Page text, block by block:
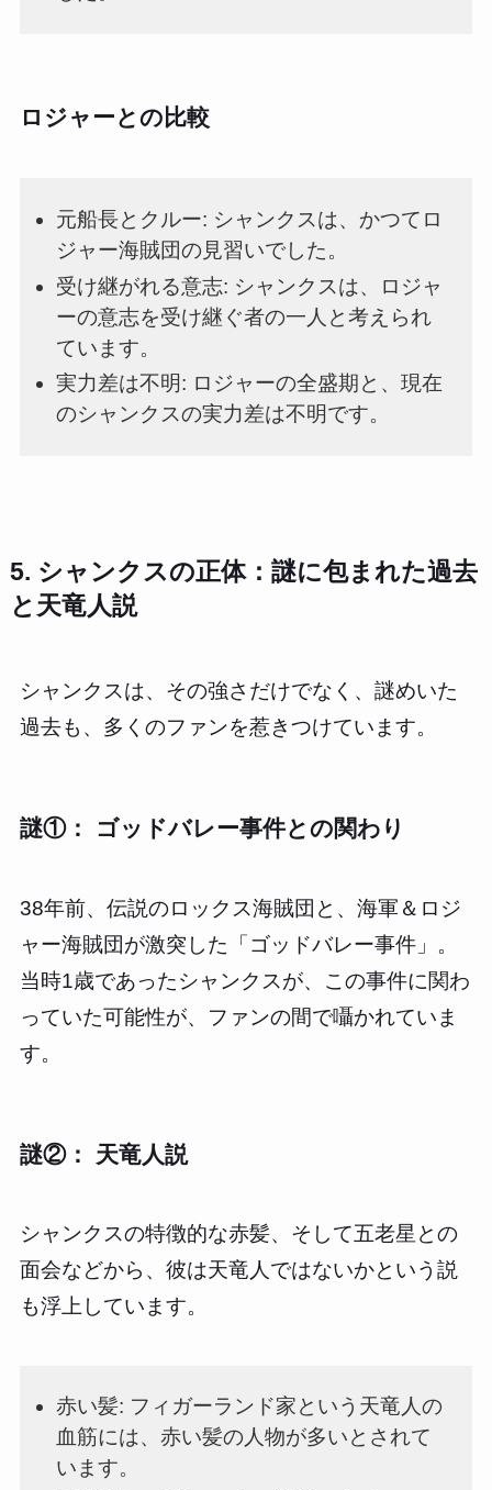
ロジャーとの比較
元船長とクルー: シャンクスは、かつてロ
ジャー海賊団の見習いでした。
受け継がれる意志: シャンクスは、ロジャ
ーの意志を受け継ぐ者の一人と考えられ
ています。
実力差は不明: ロジャーの全盛期と、現在
のシャンクスの実力差は不明です。
5. シャンクスの正体：謎に包まれた過去
と天竜人説
シャンクスは、その強さだけでなく、謎めいた
過去も、多くのファンを惹きつけています。
謎①： ゴッドバレー事件との関わり
38年前、伝説のロックス海賊団と、海軍＆ロジ
ャー海賊団が激突した「ゴッドバレー事件」。
当時1歳であったシャンクスが、この事件に関わ
っていた可能性が、ファンの間で囁かれていま
す。
謎②： 天竜人説
シャンクスの特徴的な赤髪、そして五老星との
面会などから、彼は天竜人ではないかという説
も浮上しています。
赤い髪: フィガーランド家という天竜人の
血筋には、赤い髪の人物が多いとされて
います。